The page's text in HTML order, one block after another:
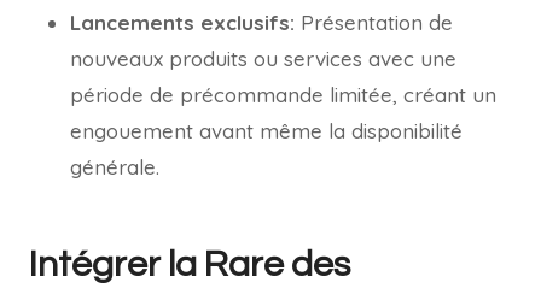
Lancements exclusifs: Présentation de
nouveaux produits ou services avec une
période de précommande limitée, créant un
engouement avant même la disponibilité
générale.
Intégrer la Rare des